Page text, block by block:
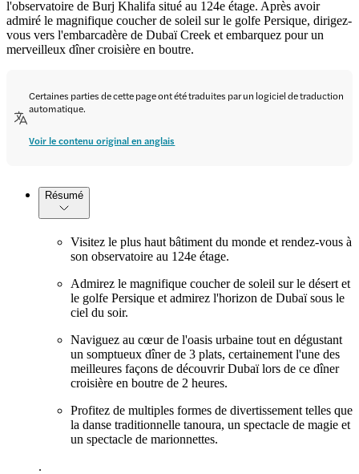
l'observatoire de Burj Khalifa situé au 124e étage. Après avoir
admiré le magnifique coucher de soleil sur le golfe Persique, dirigez-
vous vers l'embarcadère de Dubaï Creek et embarquez pour un
merveilleux dîner croisière en boutre.
Certaines parties de cette page ont été traduites par un logiciel de traduction
automatique.
Voir le contenu original en anglais
Résumé
Visitez le plus haut bâtiment du monde et rendez-vous à
son observatoire au 124e étage.
Admirez le magnifique coucher de soleil sur le désert et
le golfe Persique et admirez l'horizon de Dubaï sous le
ciel du soir.
Naviguez au cœur de l'oasis urbaine tout en dégustant
un somptueux dîner de 3 plats, certainement l'une des
meilleures façons de découvrir Dubaï lors de ce dîner
croisière en boutre de 2 heures.
Profitez de multiples formes de divertissement telles que
la danse traditionnelle tanoura, un spectacle de magie et
un spectacle de marionnettes.
.